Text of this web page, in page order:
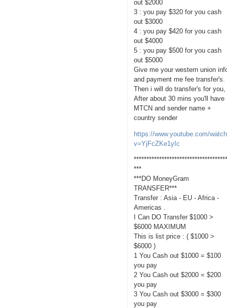
out $2000
3 : you pay $320 for you cash
out $3000
4 : you pay $420 for you cash
out $4000
5 : you pay $500 for you cash
out $5000
Give me your western union
and payment me fee transfer's.
Then i will do transfer's for you,
After about 30 mins you'll have
MTCN and sender name +
country sender
https://www.youtube.com/
v=YjFcZKe1yIc
***
***DO MoneyGram
TRANSFER***
Transfer : Asia - EU - Africa -
Americas .
I Can DO Transfer $1000 >
$6000 MAXIMUM
This is list price : ( $1000 >
$6000 )
1 You Cash out $1000 = $100
you pay
2 You Cash out $2000 = $200
you pay
3 You Cash out $3000 = $300
you pay